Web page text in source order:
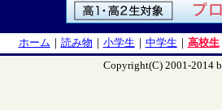
ホーム ｜ 読み物 ｜ 小学生 ｜ 中学生 ｜ 高校生
Copyright(C) 2001-2014